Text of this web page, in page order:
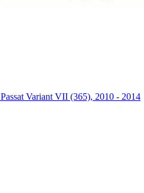
Passat Variant VII (365), 2010 - 2014